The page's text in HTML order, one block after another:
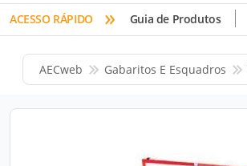
tinta,
etc
ACESSO RÁPIDO » Guia de Produtos
AECweb Gabaritos E Esquadros